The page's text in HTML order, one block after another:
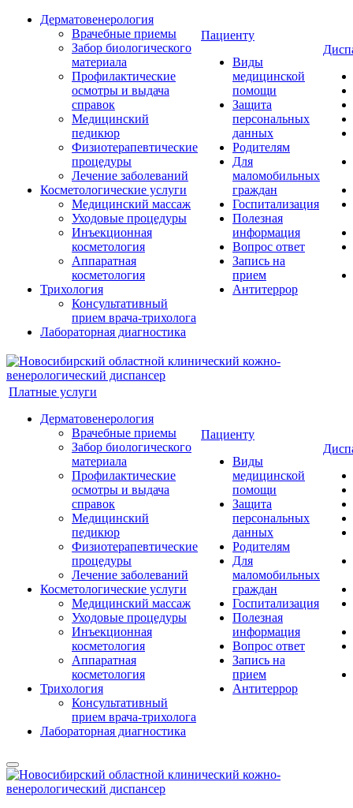
Дерматовенерология
Врачебные приемы
Забор биологического
материала
Профилактические
осмотры и выдача
справок
Медицинский
педикюр
Физиотерапевтические
процедуры
Лечение заболеваний
Косметологические услуги
Медицинский массаж
Уходовые процедуры
Инъекционная
косметология
Аппаратная
косметология
Трихология
Консультативный
прием врача-трихолога
Лабораторная диагностика
Пациенту
Виды
медицинской
помощи
Защита
персональных
данных
Родителям
Для
маломобильных
граждан
Госпитализация
Полезная
информация
Вопрос ответ
Запись на
прием
Антитеррор
Платные услуги
Дерматовенерология
Врачебные приемы
Забор биологического
материала
Профилактические
осмотры и выдача
справок
Медицинский
педикюр
Физиотерапевтические
процедуры
Лечение заболеваний
Косметологические услуги
Медицинский массаж
Уходовые процедуры
Инъекционная
косметология
Аппаратная
косметология
Трихология
Консультативный
прием врача-трихолога
Лабораторная диагностика
Пациенту
Виды
медицинской
помощи
Защита
персональных
данных
Родителям
Для
маломобильных
граждан
Госпитализация
Полезная
информация
Вопрос ответ
Запись на
прием
Антитеррор